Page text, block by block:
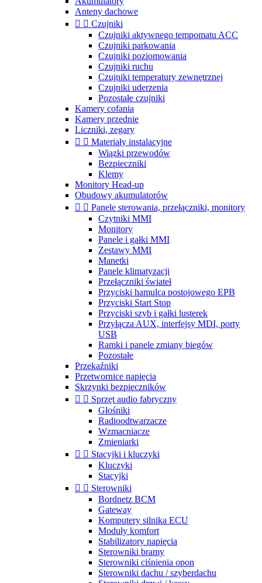
Anteny dachowe
  Czujniki
Czujniki aktywnego tempomatu ACC
Czujniki parkowania
Czujniki poziomowania
Czujniki ruchu
Czujniki temperatury zewnętrznej
Czujniki uderzenia
Pozostałe czujniki
Kamery cofania
Kamery przednie
Liczniki, zegary
  Materiały instalacyjne
Wiązki przewodów
Bezpieczniki
Klemy
Monitory Head-up
Obudowy akumulatorów
  Panele sterowania, przełączniki, monitory
Czytniki MMI
Monitory
Panele i gałki MMI
Zestawy MMI
Manetki
Panele klimatyzacji
Przełączniki świateł
Przyciski hamulca postojowego EPB
Przyciski Start Stop
Przyciski szyb i gałki lusterek
Przyłącza AUX, interfejsy MDI, porty
USB
Ramki i panele zmiany biegów
Pozostałe
Przekaźniki
Przetwornice napięcia
Skrzynki bezpieczników
  Sprzęt audio fabryczny
Głośniki
Radioodtwarzacze
Wzmacniacze
Zmieniarki
  Stacyjki i kluczyki
Kluczyki
Stacyjki
  Sterowniki
Bordnetz BCM
Gateway
Komputery silnika ECU
Moduły komfort
Stabilizatory napięcia
Sterowniki bramy
Sterowniki ciśnienia opon
Sterowniki dachu / szyberdachu